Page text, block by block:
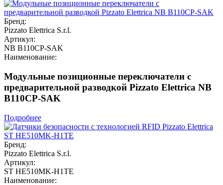
Бренд:
Pizzato Elettrica S.r.l.
Артикул:
NB B110CP-SAK
Наименование:
Модульные позиционные переключатели с
предварительной разводкой Pizzato Elettrica NB
B110CP-SAK
Подробнее
Бренд:
Pizzato Elettrica S.r.l.
Артикул:
ST HE510MK-H1TE
Наименование: